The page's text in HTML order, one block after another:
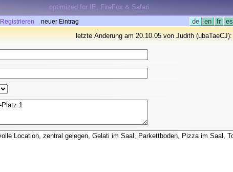
optimized for IE, FireFox & Safari
Registrieren neuer Eintrag de en fr es
letzte Änderung am 20.10.05 von Judith (ubaTaeCJ):